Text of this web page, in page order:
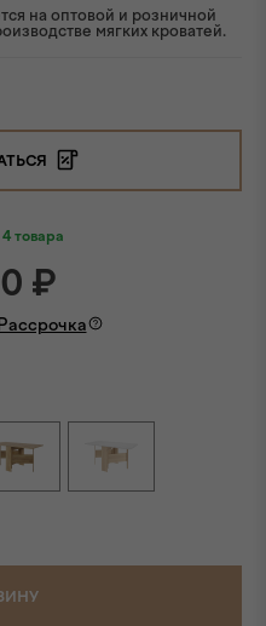
на оптовой и розничной
мягких кроватей.
товара
₽
Рассрочка